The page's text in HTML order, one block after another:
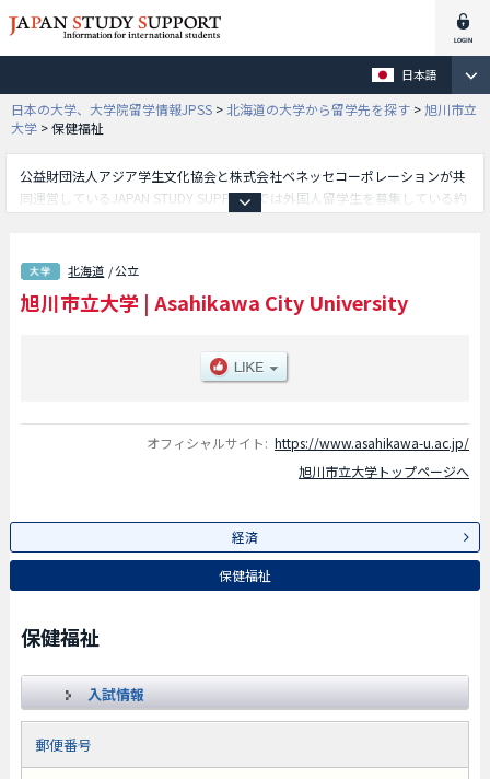
日本語
日本の大学、大学院留学情報JPSS > 北海道の大学から留学先を探す >旭川市立
大学 >保健福祉
公益財団法人アジア学生文化協会と株式会社ベネッセコーポレーションが共
同運営しているJAPAN STUDY SUPPORTでは外国人留学生を募集している約
福祉学部等、学部別情報や、募集定員や合格者数など入試情報、施設案内、
アクセスなど外国人留学生に必要な情報を掲載しているので是非ご利用くだ
さい。
北海道 / 公立
旭川市立大学 | Asahikawa City University
オフィシャルサイト: https://www.asahikawa-u.ac.jp/
旭川市立大学トップページへ
経済
保健福祉
保健福祉
入試情報
郵便番号